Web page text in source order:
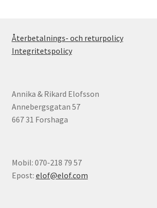
Återbetalnings- och returpolicy
Integritetspolicy
Annika & Rikard Elofsson
Annebergsgatan 57
667 31 Forshaga
Mobil: 070-218 79 57
Epost: elof@elof.com